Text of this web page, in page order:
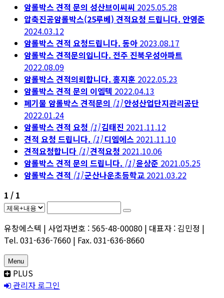
암롤박스 견적 문의 성산브이씨씨 2025.05.28
압축진공암롤박스(25루베) 견적요청 드립니다. 안영준
2024.03.12
암롤박스 견적 요청드립니다. 동아 2023.08.17
암롤박스 견적문의입니다. 전주 진북우성아파트
2022.08.09
암롤박스 견적의뢰합니다. 홍지훈 2022.05.23
암롤박스 견적 문의 이엠텍 2022.04.13
폐기물 암롤박스 견적문의 [1] 안성산업단지관리공단
2022.01.24
암롤박스 견적 요청 [1]김태진 2021.11.12
견적 요청 드립니다. [1] 디엠에스 2021.11.10
견적요청합니다 [1]견적요청 2021.10.06
암롤박스 견적 문의 드립니다. [1]윤상준 2021.05.25
암롤박스 견적 [1]군산나운초등학교 2021.03.22
1 / 1
유창에스텍 | 사업자번호 : 565-48-00080 | 대표자 : 김민정 |
Tel. 031-636-7660 | Fax. 031-636-8660
Menu
PLUS
관리자 로그인